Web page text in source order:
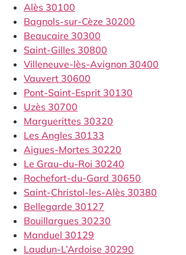
Alès 30100
Bagnols-sur-Cèze 30200
Beaucaire 30300
Saint-Gilles 30800
Villeneuve-lès-Avignon 30400
Vauvert 30600
Pont-Saint-Esprit 30130
Uzès 30700
Marguerittes 30320
Les Angles 30133
Aigues-Mortes 30220
Le Grau-du-Roi 30240
Rochefort-du-Gard 30650
Saint-Christol-les-Alès 30380
Bellegarde 30127
Bouillargues 30230
Manduel 30129
Laudun-L’Ardoise 30290